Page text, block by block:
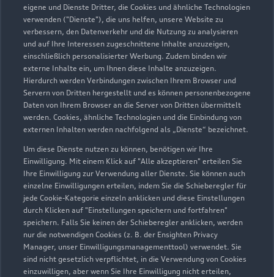
eigene und Dienste Dritter, die Cookies und ähnliche Technologien
verwenden ("Dienste"), die uns helfen, unsere Website zu
verbessern, den Datenverkehr und die Nutzung zu analysieren
und auf Ihre Interessen zugeschnittene Inhalte anzuzeigen,
einschließlich personalisierter Werbung. Zudem binden wir
externe Inhalte ein, um Ihnen diese Inhalte anzuzeigen.
Hierdurch werden Verbindungen zwischen Ihrem Browser und
Servern von Dritten hergestellt und es können personenbezogene
Daten von Ihrem Browser an die Server von Dritten übermittelt
werden. Cookies, ähnliche Technologien und die Einbindung von
externen Inhalten werden nachfolgend als „Dienste“ bezeichnet.
Um diese Dienste nutzen zu können, benötigen wir Ihre
Einwilligung. Mit einem Klick auf "Alle akzeptieren" erteilen Sie
Ihre Einwilligung zur Verwendung aller Dienste. Sie können auch
einzelne Einwilligungen erteilen, indem Sie die Schieberegler für
jede Cookie-Kategorie einzeln anklicken und diese Einstellungen
durch Klicken auf "Einstellungen speichern und fortfahren"
speichern. Falls Sie keinen der Schieberegler anklicken, werden
nur die notwendigen Cookies (z. B. der Ensighten Privacy
Manager, unser Einwilligungsmanagementtool) verwendet. Sie
sind nicht gesetzlich verpflichtet, in die Verwendung von Cookies
einzuwilligen, aber wenn Sie Ihre Einwilligung nicht erteilen,
Teile- und Zubehörverkauf
Geschlossen,öffnet am Freitag 08:00
Zur Reparatur